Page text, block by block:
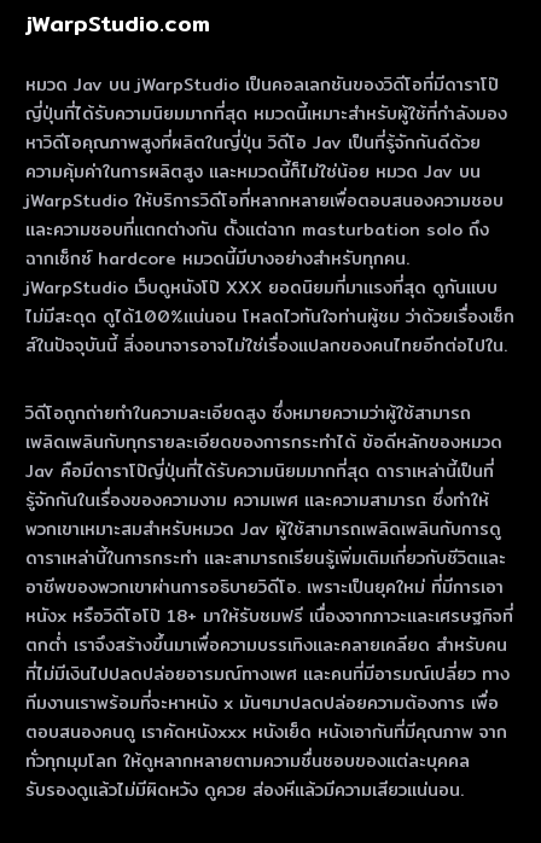
jWarpStudio.com
หมวด Jav บน jWarpStudio เป็นคอลเลกชันของวิดีโอที่มีดาราโป๊
ญี่ปุ่นที่ได้รับความนิยมมากที่สุด หมวดนี้เหมาะสําหรับผู้ใช้ที่กําลังมอง
หาวิดีโอคุณภาพสูงที่ผลิตในญี่ปุ่น วิดีโอ Jav เป็นที่รู้จักกันดีด้วย
ความคุ้มค่าในการผลิตสูง และหมวดนี้ก็ไม่ใช่น้อย หมวด Jav บน
jWarpStudio ให้บริการวิดีโอที่หลากหลายเพื่อตอบสนองความชอบ
และความชอบที่แตกต่างกัน ตั้งแต่ฉาก masturbation solo ถึง
ฉากเซ็กซ์ hardcore หมวดนี้มีบางอย่างสําหรับทุกคน.
jWarpStudio เว็บดูหนังโป๊ XXX ยอดนิยมที่มาแรงที่สุด ดูกันแบบ
ไม่มีสะดุด ดูได้100%แน่นอน โหลดไวทันใจท่านผู้ชม ว่าด้วยเรื่องเซ็ก
ส์ในปัจจุบันนี้ สิ่งอนาจารอาจไม่ใช่เรื่องแปลกของคนไทยอีกต่อไปใน.
วิดีโอถูกถ่ายทําในความละเอียดสูง ซึ่งหมายความว่าผู้ใช้สามารถ
เพลิดเพลินกับทุกรายละเอียดของการกระทําได้ ข้อดีหลักของหมวด
Jav คือมีดาราโป๊ญี่ปุ่นที่ได้รับความนิยมมากที่สุด ดาราเหล่านี้เป็นที่
รู้จักกันในเรื่องของความงาม ความเพศ และความสามารถ ซึ่งทําให้
พวกเขาเหมาะสมสําหรับหมวด Jav ผู้ใช้สามารถเพลิดเพลินกับการดู
ดาราเหล่านี้ในการกระทํา และสามารถเรียนรู้เพิ่มเติมเกี่ยวกับชีวิตและ
อาชีพของพวกเขาผ่านการอธิบายวิดีโอ. เพราะเป็นยุคใหม่ ที่มีการเอา
หนังx หรือวิดีโอโป๊ 18+ มาให้รับชมฟรี เนื่องจากภาวะและเศรษฐกิจที่
ตกต่ำ เราจึงสร้างขึ้นมาเพื่อความบรรเทิงและคลายเคลียด สำหรับคน
ที่ไม่มีเงินไปปลดปล่อยอารมณ์ทางเพศ และคนที่มีอารมณ์เปลี่ยว ทาง
ทีมงานเราพร้อมที่จะหาหนัง x มันๆมาปลดปล่อยความต้องการ เพื่อ
ตอบสนองคนดู เราคัดหนังxxx หนังเย็ด หนังเอากันที่มีคุณภาพ จาก
ทั่วทุกมุมโลก ให้ดูหลากหลายตามความชื่นชอบของแต่ละบุคคล
รับรองดูแล้วไม่มีผิดหวัง ดูควย ส่องหีแล้วมีความเสียวแน่นอน.